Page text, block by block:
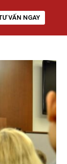
VẤN NGAY